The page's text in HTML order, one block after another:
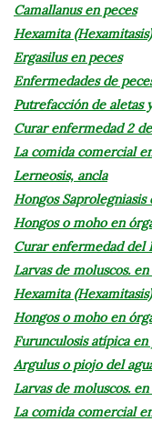
Camallanus en peces
Hexamita
Ergasilus en peces
Enfermedades de
Putrefacción de aletas
Curar enfermedad 2
La comida comercial
Lerneosis, ancla
Hongos Saprolegniasis
Hongos o moho en
Curar enfermedad del
Larvas de moluscos.
Hexamita
Hongos o moho en
Furunculosis atípica en
Argulus o piojo del
Larvas de moluscos.
La comida comercial